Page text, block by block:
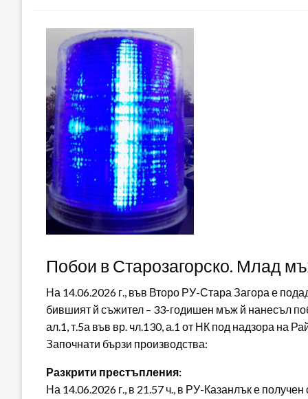
Побои в Старозагорско. Млад
На 14.06.2026 г., във Второ РУ-Стара Загора е
бившият й съжител – 33-годишен мъж й нанесъл
ал.1, т.5а във вр. чл.130, а.1 от НК под надзора на
Започнати бързи производства:
Разкрити престъпления:
На 14.06.2026 г., в 21.57 ч., в РУ-Казанлък е